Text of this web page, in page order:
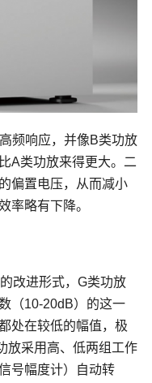
频响应，并像B类功放
A类功放来得更大。二
偏置电压，从而减小
率略有下降。
改进形式，G类功放
（10-20dB）的这一
处在较低的幅值，极
放采用高、低两组工作
号幅度计）自动转